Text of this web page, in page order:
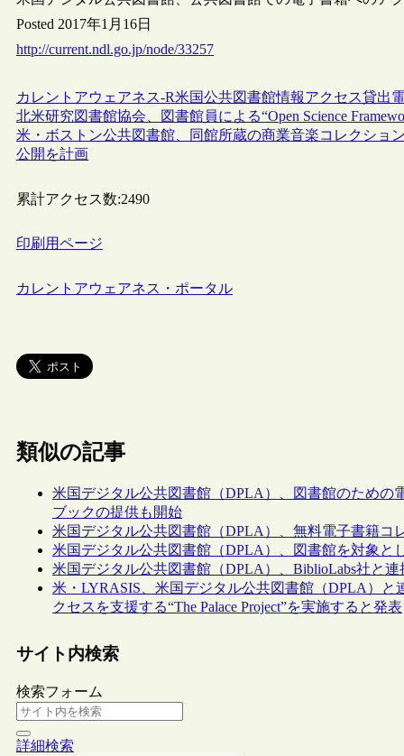
Posted 2017年1月16日
http://current.ndl.go.jp/node/33257
カレントアウェアネス-R米国公共図書館情報アクセス貸出
北米研究図書館協会、図書館員による“Open Science
米・ボストン公共図書館、同館所蔵の商業音楽コレクショ
公開を計画
累計アクセス数:2490
印刷用ページ
カレントアウェアネス・ポータル
類似の記事
米国デジタル公共図書館（DPLA）、図書館のための
ブックの提供も開始
米国デジタル公共図書館（DPLA）、無料電子書籍コ
米国デジタル公共図書館（DPLA）、図書館を対象と
米国デジタル公共図書館（DPLA）、BiblioLabs社と
米・LYRASIS、米国デジタル公共図書館（DPLA）
クセスを支援する“The Palace Project”を実施すると発表
サイト内検索
検索フォーム
詳細検索